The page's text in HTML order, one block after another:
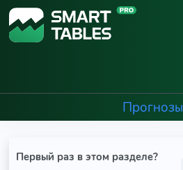
Прогнозы
Первый раз в этом разделе?